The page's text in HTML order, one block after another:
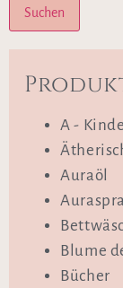
Suchen
A -
Auraöl
Blume
Bücher